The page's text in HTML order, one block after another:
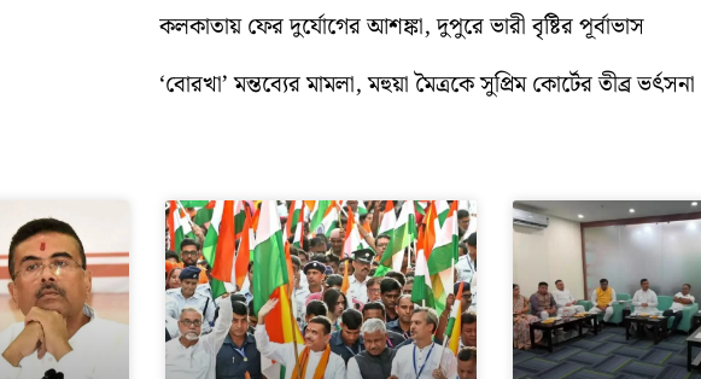
কলকাতায় ফের দুর্যোগের আশঙ্কা, দুপুরে ভারী বৃষ্টির পূর্বাভাস
‘বোরখা’ মন্তব্যের মামলা, মহুয়া মৈত্রকে সুপ্রিম কোর্টের তীব্র ভর্ৎসনা